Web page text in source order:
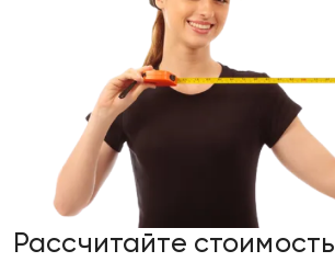
Рассчитайте стоимость